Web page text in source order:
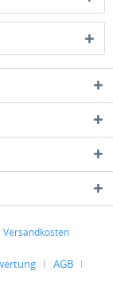
Versandkosten
AGB